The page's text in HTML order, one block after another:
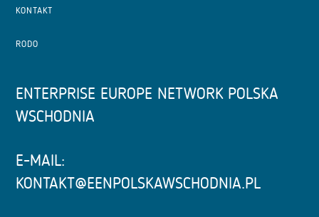
KONTAKT
RODO
ENTERPRISE EUROPE NETWORK POLSKA
WSCHODNIA
E-MAIL:
KONTAKT@EENPOLSKAWSCHODNIA.PL